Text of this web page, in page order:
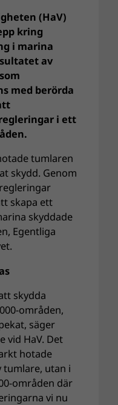
(HaV)
kring
i marina
av
med berörda
i ett
tumlaren
skydd. Genom
skapa ett
skyddade
Egentliga
skydda
områden,
säger
vid HaV. Det
hotade
tumlare, utan i
områden där
vi nu